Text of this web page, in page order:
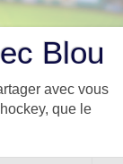
Blou
avec vous
que le